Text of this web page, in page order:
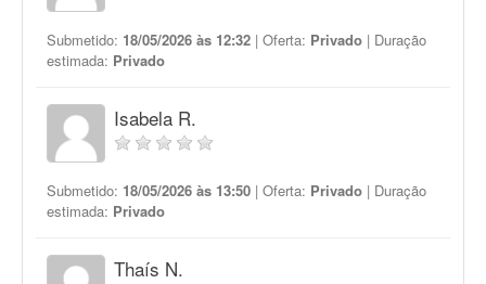
Submetido: 18/05/2026 às 12:32 | Oferta: Privado | Duração
estimada: Privado
Isabela R.
Submetido: 18/05/2026 às 13:50 | Oferta: Privado | Duração
estimada: Privado
Thaís N.